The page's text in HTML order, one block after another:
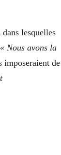
lesquelles
« Nous avons la
imposeraient de